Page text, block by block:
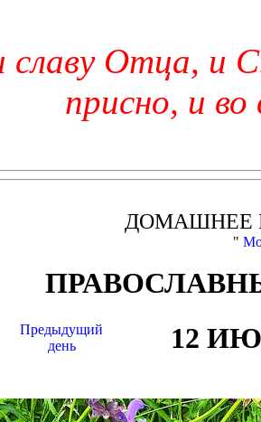
славу Отца, и
присно, и во
ДОМАШНЕЕ
"
Предыдущий
день
12